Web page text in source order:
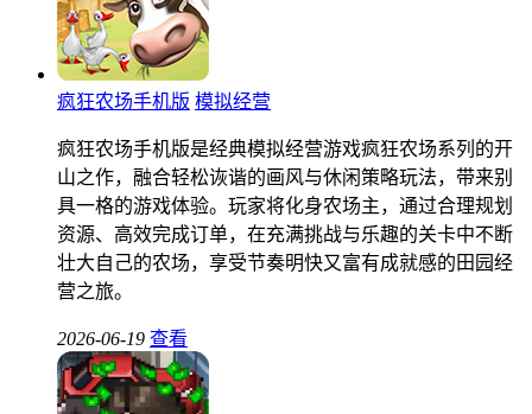
疯狂农场手机版 模拟经营
疯狂农场手机版是经典模拟经营游戏疯狂农场系列的开
山之作，融合轻松诙谐的画风与休闲策略玩法，带来别
具一格的游戏体验。玩家将化身农场主，通过合理规划
资源、高效完成订单，在充满挑战与乐趣的关卡中不断
壮大自己的农场，享受节奏明快又富有成就感的田园经
营之旅。
2026-06-19 查看